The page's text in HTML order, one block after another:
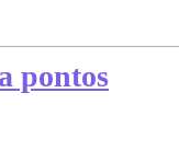
pontos